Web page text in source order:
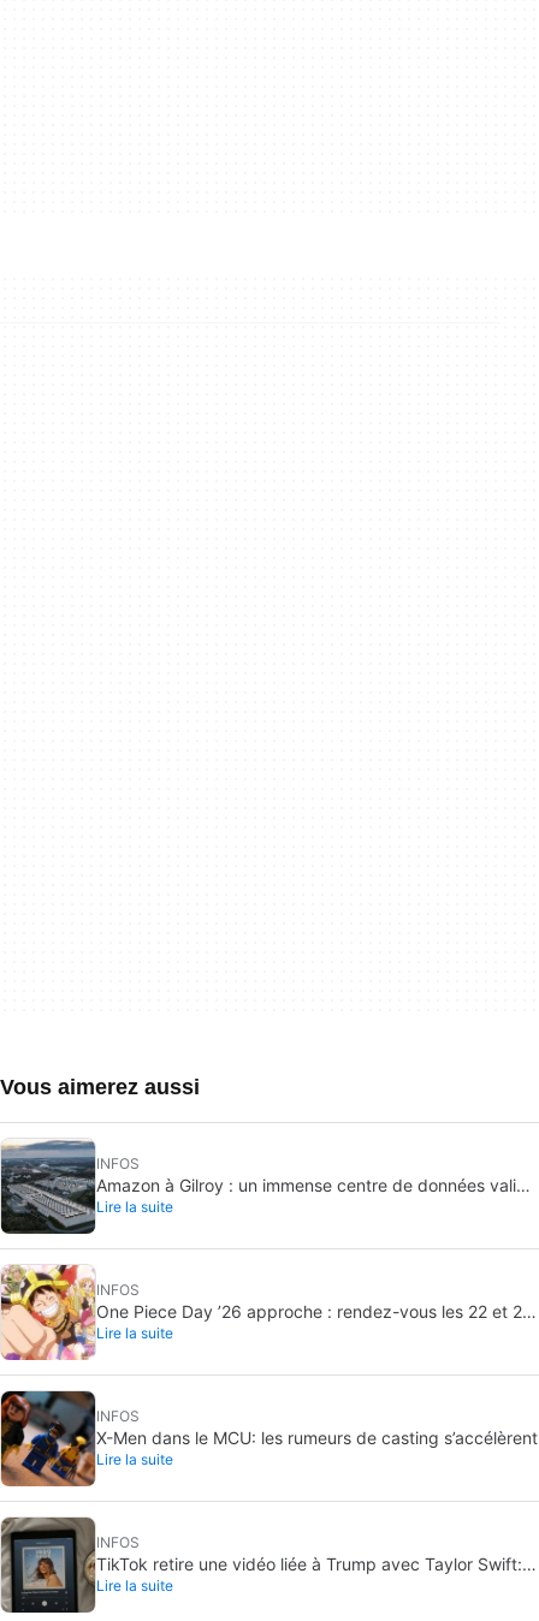
Vous aimerez aussi
INFOS
Amazon à Gilroy : un immense centre de données validé
sans vote public
Lire la suite
INFOS
One Piece Day ’26 approche : rendez-vous les 22 et 23
août
Lire la suite
INFOS
X-Men dans le MCU: les rumeurs de casting s’accélèrent
Lire la suite
INFOS
TikTok retire une vidéo liée à Trump avec Taylor Swift:
le son coupé pour copyright
Lire la suite